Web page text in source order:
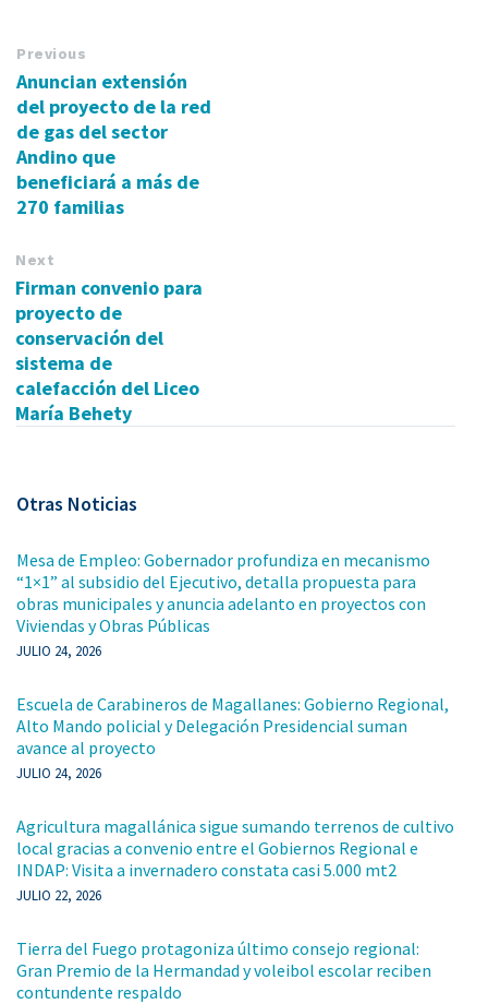
Previous
Anuncian extensión
del proyecto de la red
de gas del sector
Andino que
beneficiará a más de
270 familias
Next
Firman convenio para
proyecto de
conservación del
sistema de
calefacción del Liceo
María Behety
Otras Noticias
Mesa de Empleo: Gobernador profundiza en mecanismo
“1×1” al subsidio del Ejecutivo, detalla propuesta para
obras municipales y anuncia adelanto en proyectos con
Viviendas y Obras Públicas
JULIO 24, 2026
Escuela de Carabineros de Magallanes: Gobierno Regional,
Alto Mando policial y Delegación Presidencial suman
avance al proyecto
JULIO 24, 2026
Agricultura magallánica sigue sumando terrenos de cultivo
local gracias a convenio entre el Gobiernos Regional e
INDAP: Visita a invernadero constata casi 5.000 mt2
JULIO 22, 2026
Tierra del Fuego protagoniza último consejo regional:
Gran Premio de la Hermandad y voleibol escolar reciben
contundente respaldo